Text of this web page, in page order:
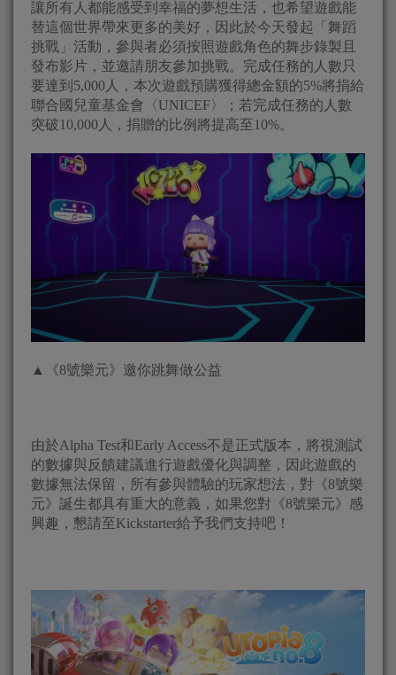
讓所有人都能感受到幸福的夢想生活，也希望遊戲能
替這個世界帶來更多的美好，因此於今天發起「舞蹈
挑戰」活動，參與者必須按照遊戲角色的舞步錄製且
發布影片，並邀請朋友參加挑戰。完成任務的人數只
要達到5,000人，本次遊戲預購獲得總金額的5%將捐給
聯合國兒童基金會〈UNICEF〉；若完成任務的人數
突破10,000人，捐贈的比例將提高至10%。
▲《8號樂元》邀你跳舞做公益
由於Alpha Test和Early Access不是正式版本，將視測試
的數據與反饋建議進行遊戲優化與調整，因此遊戲的
數據無法保留，所有參與體驗的玩家想法，對《8號樂
元》誕生都具有重大的意義，如果您對《8號樂元》感
興趣，懇請至Kickstarter給予我們支持吧！